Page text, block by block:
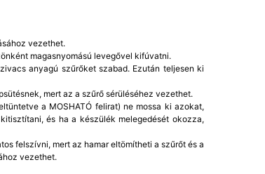
vezethet.
magasnyomású levegővel kifúvatni.
anyagú szűrőket szabad. Ezután teljesen ki
mert az a szűrő sérüléséhez vezethet.
a MOSHATÓ felirat) ne mossa ki azokat,
és ha a készülék melegedését okozza,
felszívni, mert az hamar eltömítheti a szűrőt és a
vezethet.